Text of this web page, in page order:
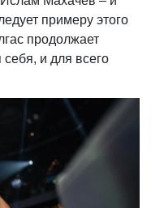
примеру этого
продолжает
и для всего